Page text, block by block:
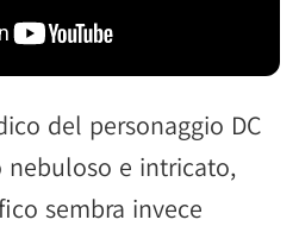
del personaggio DC
e intricato,
sembra invece